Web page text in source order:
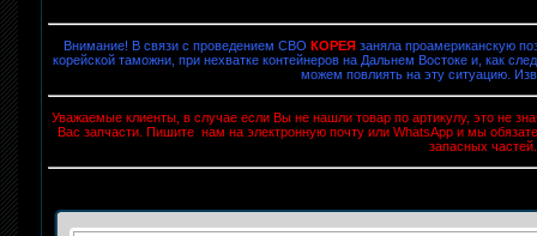
Внимание! В связи с проведением СВО КОРЕЯзаняла проамериканскую
корейской таможни, при нехватке контейнеров на Дальнем Востоке и, как
можем повлиять на эту ситуацию.
Уважаемые клиенты, в случае если Вы не нашли товар по артикулу, это не
Вас запчасти. Пишите нам на электронную почту или WhatsApp и мы
запасных частей.